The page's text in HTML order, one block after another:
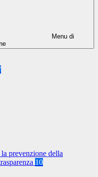
Menu di
prevenzione della
10